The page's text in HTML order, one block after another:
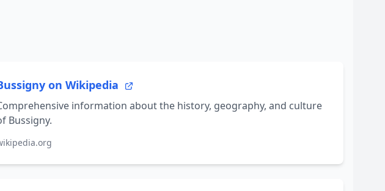
on Wikipedia
information about the history, geography, and culture
Bussigny.